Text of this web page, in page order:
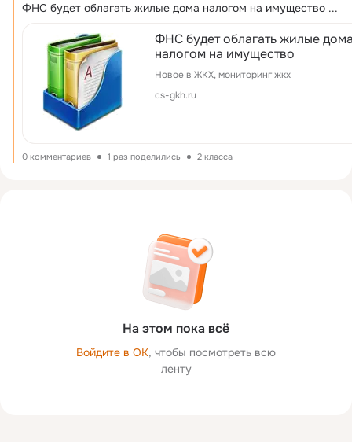
ФНС будет облагать жилые дома налогом на имущество ...
ФНС будет облагать жилые
налогом на имущество
Новое в ЖКХ, мониторинг жкх
cs-gkh.ru
0 комментариев 1 раз поделились 2 класса
На этом пока всё
Войдите в ОК, чтобы посмотреть всю
ленту